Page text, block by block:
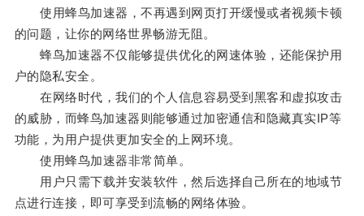
使用蜂鸟加速器，不再遇到网页打开缓慢或者视频卡顿
的问题，让你的网络世界畅游无阻。
蜂鸟加速器不仅能够提供优化的网速体验，还能保护用
户的隐私安全。
在网络时代，我们的个人信息容易受到黑客和虚拟攻击
的威胁，而蜂鸟加速器则能够通过加密通信和隐藏真实IP等
功能，为用户提供更加安全的上网环境。
使用蜂鸟加速器非常简单。
用户只需下载并安装软件，然后选择自己所在的地域节
点进行连接，即可享受到流畅的网络体验。